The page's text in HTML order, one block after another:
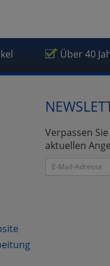
Über 40
Verpassen
aktuellen